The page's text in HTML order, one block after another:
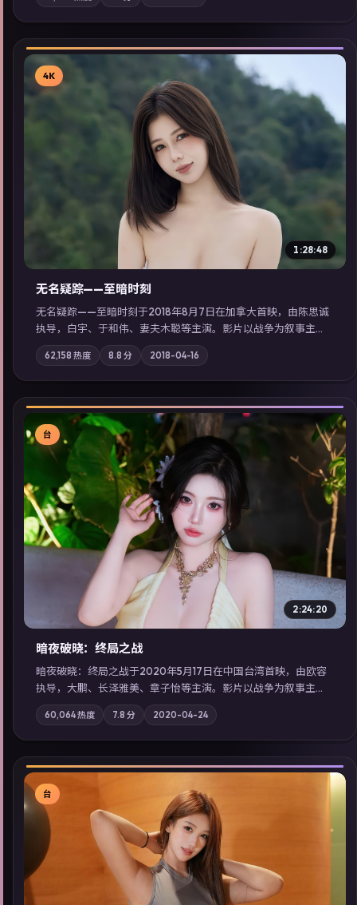
站内亦可通过「国产免费观看高清电视剧在线看」延展检索同类
型高分佳作，畅享高清在线追剧体验。
▶
4K
1:28:48
无名疑踪——至暗时刻
无名疑踪——至暗时刻于2018年8月7日在加拿大首映，由陈思诚
执导，白宇、于和伟、妻夫木聪等主演。影片以战争为叙事主
轴，亲情与职责必须在倒计时结束前做出抉择；摄影与配乐强化
地域气质；站内亦可通过「国产免费观看高清电视剧在线看」延
展检索同类型高分佳作，畅享高清在线追剧体验。
62,158 热度 8.8 分 2018-04-16
▶
台
2:24:20
暗夜破晓：终局之战
暗夜破晓：终局之战于2020年5月17日在中国台湾首映，由欧容
执导，大鹏、长泽雅美、章子怡等主演。影片以战争为叙事主
轴，城市霓虹背后，有人用规则改写命运；摄影与配乐强化地域
气质；站内亦可通过「国产免费观看高清电视剧在线看」延展检
索同类型高分佳作，畅享高清在线追剧体验。
60,064热度 7.8 分 2020-04-24
▶
台